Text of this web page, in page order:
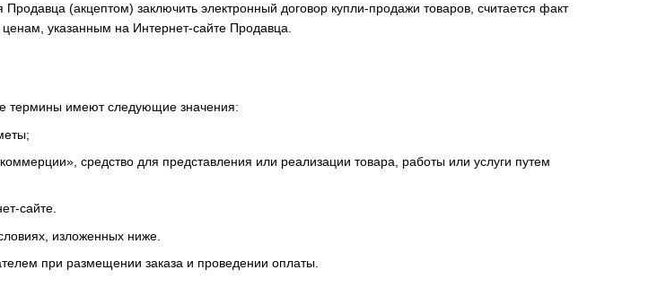
(акцептом) заключить электронный договор купли-продажи товаров, считается факт
указанным на Интернет-сайте Продавца.
термины имеют следующие значения:
средство для представления или реализации товара, работы или услуги путем
сайте.
изложенных ниже.
при размещении заказа и проведении оплаты.